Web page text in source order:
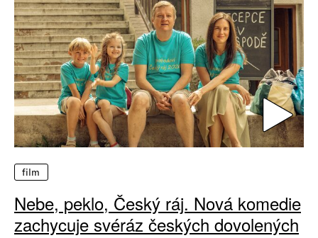
film
Nebe, peklo, Český ráj. Nová komedie
zachycuje svéráz českých dovolených